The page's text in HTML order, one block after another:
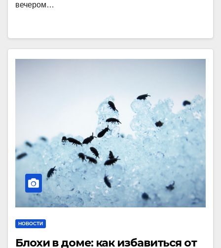
вечером…
НОВОСТИ
Блохи в доме: как избавиться от